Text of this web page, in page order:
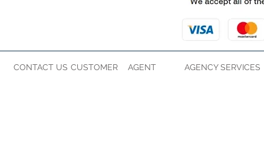
CONTACT US CUSTOMER AGENT AGENCY SERVICES